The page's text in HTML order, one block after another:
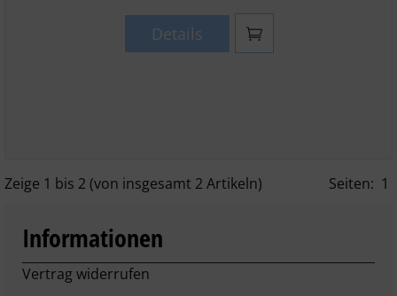
Details
Zeige 1 bis 2 (von insgesamt 2 Artikeln) Seiten: 1
Informationen
Vertrag widerrufen